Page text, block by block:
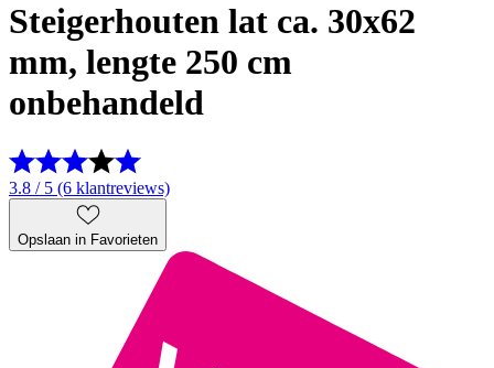
Steigerhouten lat ca. 30x62
mm, lengte 250 cm
onbehandeld
3.8 / 5 (6 klantreviews)
Opslaan in Favorieten